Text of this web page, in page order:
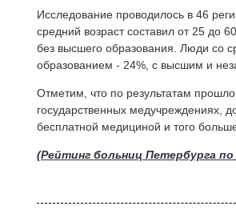
Исследование проводилось в 46
средний возраст составил от 25 до
без высшего образования. Люди со
образованием - 24%, с высшим и
Отметим, что по результатам
государственных медучреждениях,
бесплатной медициной и того
(Рейтинг больниц Петербурга